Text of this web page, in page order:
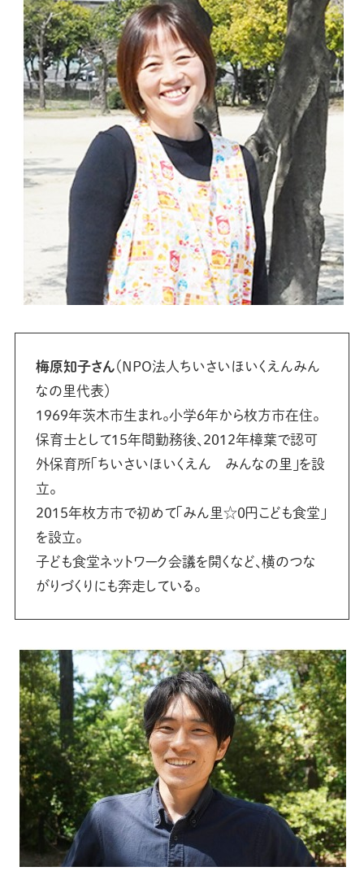
梅原知子さん（NPO法人ちいさいほいくえんみん
なの里代表）
1969年茨木市生まれ。小学6年から枚方市在住。
保育士として15年間勤務後、2012年樟葉で認可
外保育所「ちいさいほいくえん みんなの里」を設
立。
2015年枚方市で初めて「みん里☆0円こども食堂」
を設立。
子ども食堂ネットワーク会議を開くなど、横のつな
がりづくりにも奔走している。